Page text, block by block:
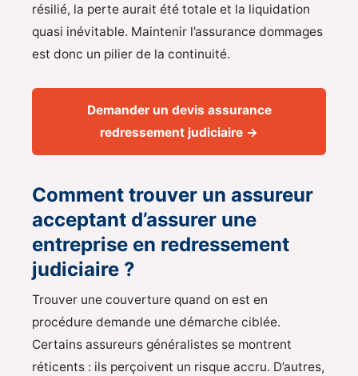
résilié, la perte aurait été totale et la liquidation
quasi inévitable. Maintenir l’assurance dommages
est donc un pilier de la continuité.
Demander un devis assurance
redressement judiciaire →
Comment trouver un assureur
acceptant d’assurer une
entreprise en redressement
judiciaire ?
Trouver une couverture quand on est en
procédure demande une démarche ciblée.
Certains assureurs généralistes se montrent
réticents : ils perçoivent un risque accru. D’autres,